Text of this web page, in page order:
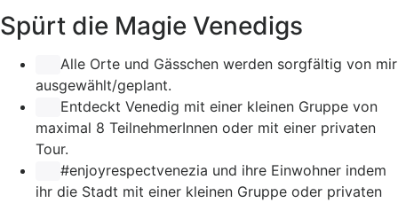
Spürt die Magie Venedigs
Alle Orte und Gässchen werden sorgfältig von mir
ausgewählt/geplant.
Entdeckt Venedig mit einer kleinen Gruppe von
maximal 8 TeilnehmerInnen oder mit einer privaten
Tour.
#enjoyrespectvenezia und ihre Einwohner indem
ihr die Stadt mit einer kleinen Gruppe oder privaten